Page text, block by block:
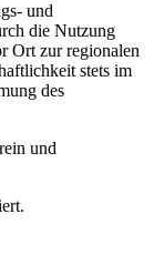
und
die Nutzung
Ort zur regionalen
stets im
des
und